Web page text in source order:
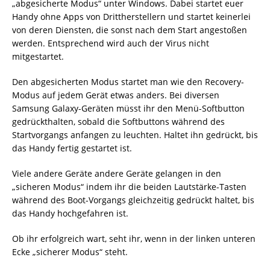
„abgesicherte Modus“ unter Windows. Dabei startet euer
Handy ohne Apps von Drittherstellern und startet keinerlei
von deren Diensten, die sonst nach dem Start angestoßen
werden. Entsprechend wird auch der Virus nicht
mitgestartet.
Den abgesicherten Modus startet man wie den Recovery-
Modus auf jedem Gerät etwas anders. Bei diversen
Samsung Galaxy-Geräten müsst ihr den Menü-Softbutton
gedrückthalten, sobald die Softbuttons während des
Startvorgangs anfangen zu leuchten. Haltet ihn gedrückt, bis
das Handy fertig gestartet ist.
Viele andere Geräte andere Geräte gelangen in den
„sicheren Modus“ indem ihr die beiden Lautstärke-Tasten
während des Boot-Vorgangs gleichzeitig gedrückt haltet, bis
das Handy hochgefahren ist.
Ob ihr erfolgreich wart, seht ihr, wenn in der linken unteren
Ecke „sicherer Modus“ steht.